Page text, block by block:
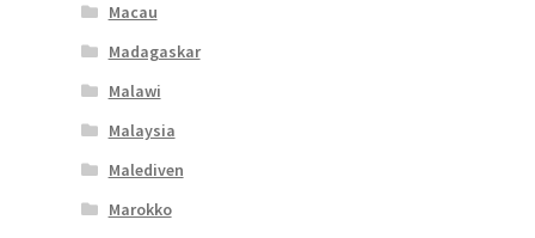
Macau
Madagaskar
Malawi
Malaysia
Malediven
Marokko